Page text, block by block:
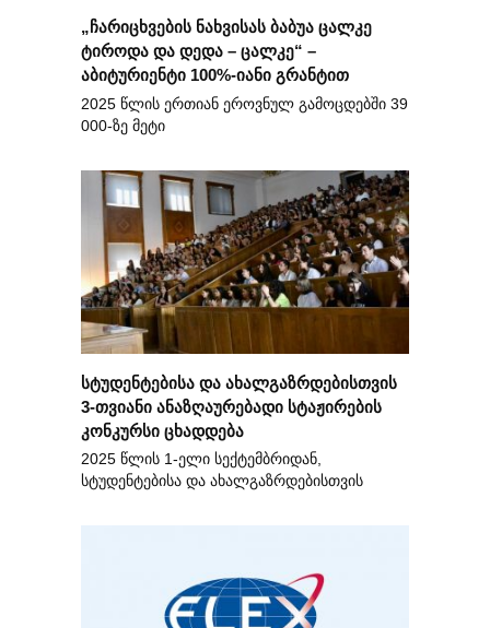
„ჩარიცხვების ნახვისას ბაბუა ცალკე
ტიროდა და დედა – ცალკე“ –
აბიტურიენტი 100%-იანი გრანტით
2025 წლის ერთიან ეროვნულ გამოცდებში 39
000-ზე მეტი
სტუდენტებისა და ახალგაზრდებისთვის
3-თვიანი ანაზღაურებადი სტაჟირების
კონკურსი ცხადდება
2025 წლის 1-ელი სექტემბრიდან,
სტუდენტებისა და ახალგაზრდებისთვის